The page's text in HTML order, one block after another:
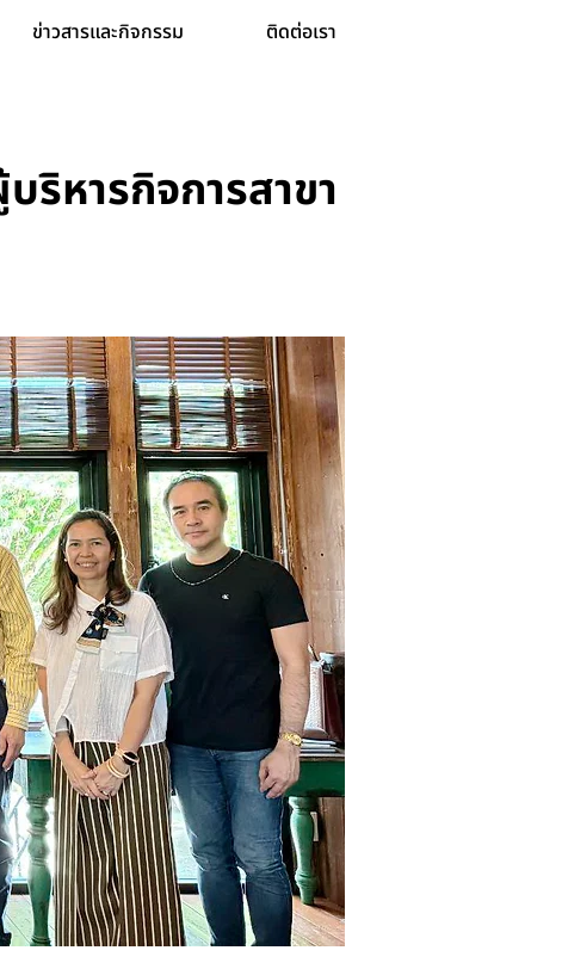
ข่าวสารและกิจกรรม ติดต่อเรา
ริหารกิจการสาขา